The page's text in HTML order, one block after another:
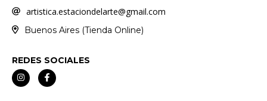
artistica.estaciondelarte@gmail.com
Buenos Aires (Tienda Online)
REDES SOCIALES